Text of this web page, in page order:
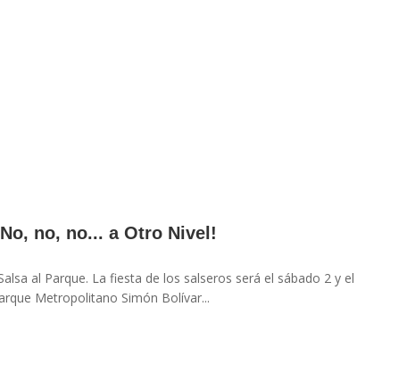
no, no... a Otro Nivel!
al Parque. La fiesta de los salseros será el sábado 2 y el
Metropolitano Simón Bolívar...